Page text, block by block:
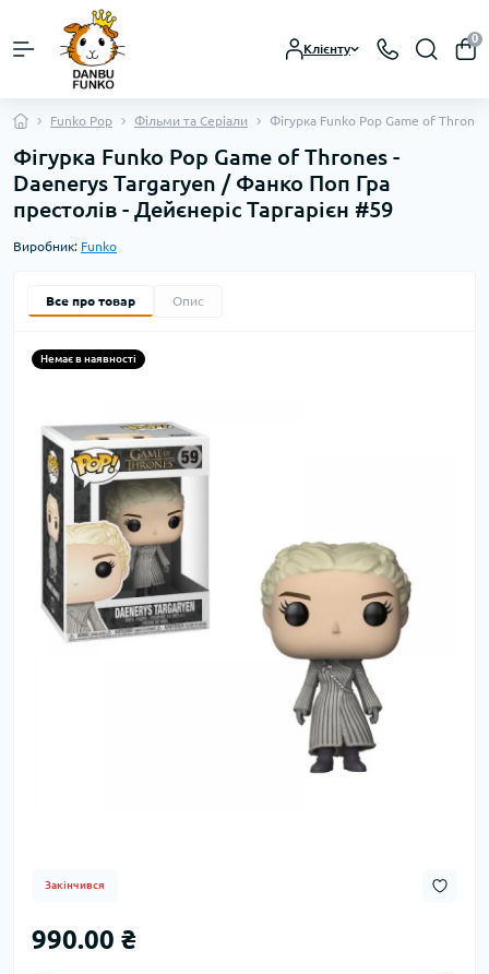
Клієнту
0
Funko Pop Фільми та Серіали Фігурка Funko Pop Game of
Фігурка Funko Pop Game of Thrones -
Daenerys Targaryen / Фанко Поп Гра
престолів - Дейєнеріс Таргарієн #59
Виробник: Funko
Все про товар Опис
Немає в наявності
Закінчився
990.00 ₴